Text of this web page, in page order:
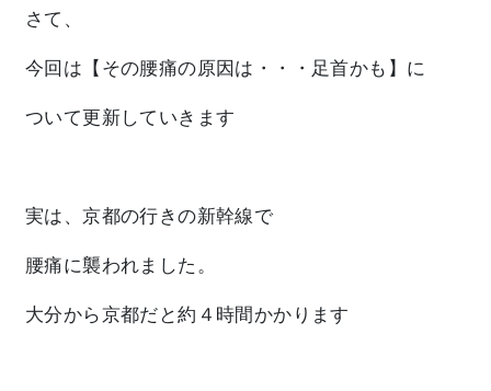
さて、
今回は 【その腰痛の原因は・・・足首かも】 に
ついて更新していきます
実は、京都の行きの新幹線で
腰痛に襲われました。
大分から京都だと約４時間 かかります